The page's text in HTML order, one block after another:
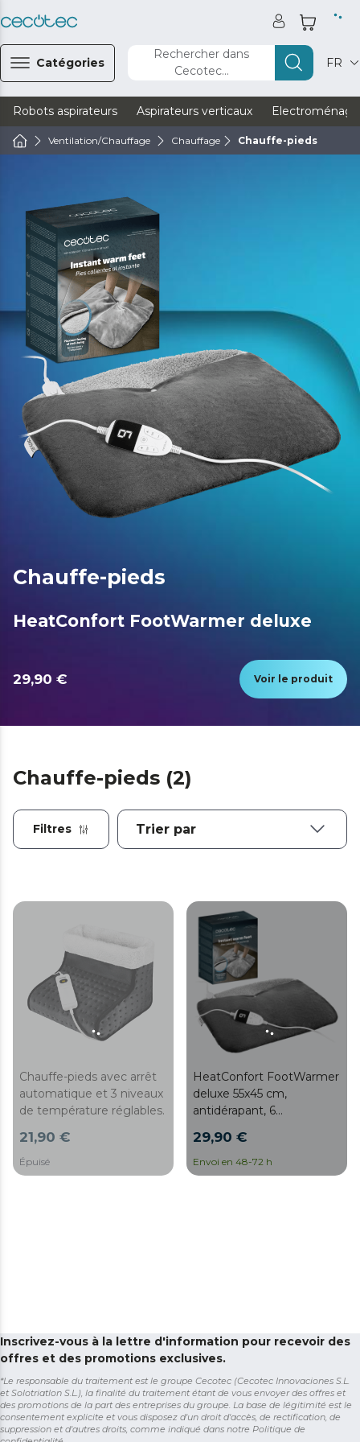
Catégories
Rechercher dans
Cecotec...
FR
Robots aspirateurs Aspirateurs verticaux
Ventilation/Chauffage Chauffage Chauffe-pieds
Chauffe-pieds
HeatConfort FootWarmer deluxe
29,90 € Voir le produit
Chauffe-pieds (2)
Filtres
Chauffe-pieds avec arrêt
automatique et 3 niveaux
de température réglables.
21,90 €
Épuisé
HeatConfort FootWarmer
deluxe 55x45 cm,
antidérapant, 6
de minuterie.
29,90 €
Envoi en 48-72 h
Inscrivez-vous à la lettre d'information pour recevoir des
offres et des promotions exclusives.
*Le responsable du traitement est le groupe Cecotec (Cecotec Innovaciones S.L.
et Solotriatlon S.L.), la finalité du traitement étant de vous envoyer des offres et
des promotions de la part des entreprises du groupe. La base de légitimité est le
consentement explicite et vous disposez d'un droit d'accès, de rectification, de
suppression et d'autres droits, comme indiqué dans notre Politique de